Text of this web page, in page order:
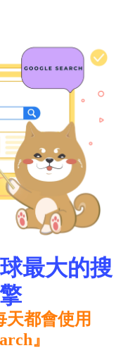
最大的搜
天都會使用
』